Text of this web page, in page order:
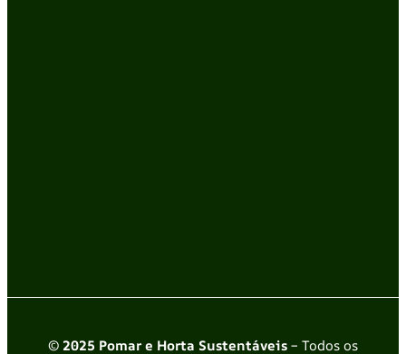
© 2025 Pomar e Horta Sustentáveis– Todos os